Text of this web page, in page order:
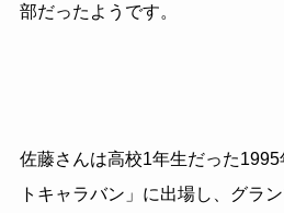
部だったようです。
佐藤さんは高校1年生だった
トキャラバン」に出場し、グラ